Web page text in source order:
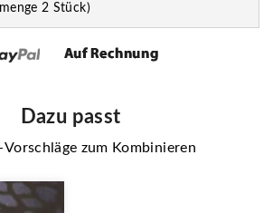
2 Stück)
Dazu passt
zum Kombinieren